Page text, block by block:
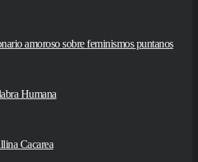
amoroso sobre feminismos puntanos
Humana
Cacarea